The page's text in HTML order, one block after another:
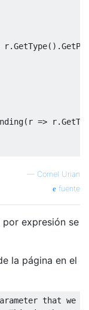
r.GetType().
( r => r.
— Cornel Urian
fuente
expresión se
la página en el
that we